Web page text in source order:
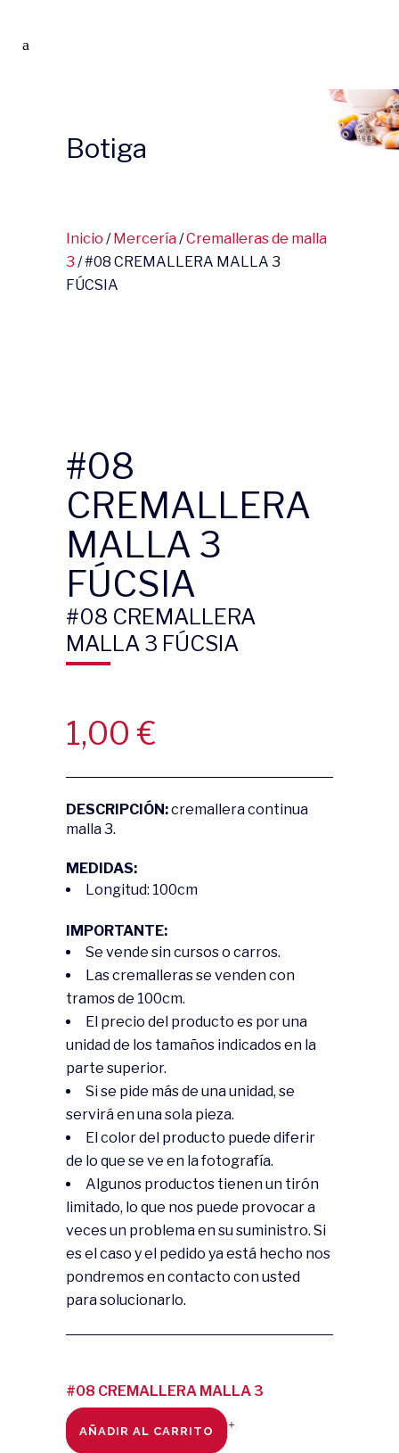
Botiga
Inicio /Mercería /Cremalleras de malla
3 / #08 CREMALLERA MALLA 3
FÚCSIA
#08
CREMALLERA
MALLA 3
FÚCSIA
#08 CREMALLERA
MALLA 3 FÚCSIA
1,00 €
DESCRIPCIÓN:cremallera continua
malla 3.
MEDIDAS:
Longitud: 100cm
IMPORTANTE:
Se vende sin cursos o carros.
Las cremalleras se venden con
tramos de 100cm.
El precio del producto es por una
unidad de los tamaños indicados en la
parte superior.
Si se pide más de una unidad, se
servirá en una sola pieza.
El color del producto puede diferir
de lo que se ve en la fotografía.
Algunos productos tienen un tirón
limitado, lo que nos puede provocar a
veces un problema en su suministro. Si
es el caso y el pedido ya está hecho nos
pondremos en contacto con usted
para solucionarlo.
#08 CREMALLERA MALLA 3
FÚCSIA quantity
AÑADIR AL CARRITO